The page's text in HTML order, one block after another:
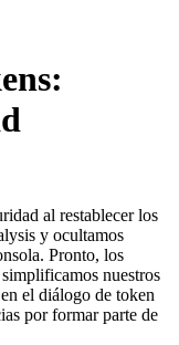
al restablecer los
y ocultamos
Pronto, los
nuestros
el diálogo de token
por formar parte de